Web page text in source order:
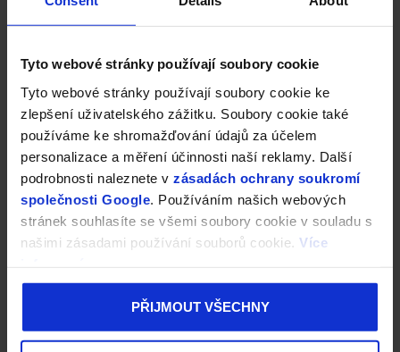
Tyto webové stránky používají soubory cookie
Tyto webové stránky používají soubory cookie ke
zlepšení uživatelského zážitku. Soubory cookie také
používáme ke shromažďování údajů za účelem
personalizace a měření účinnosti naší reklamy. Další
podrobnosti naleznete v zásadách ochrany soukromí
společnosti Google . Používáním našich webových
stránek souhlasíte se všemi soubory cookie v souladu s
našimi zásadami používání souborů cookie. Více
PŘIJMOUT VŠECHNY
p
Zákaznický servis
Kontakty
Moje objednávka
Bonusový program
Doprava a platba
Vrácení zboží a reklamace
Obchodní podmínky
Podmínky vrácení do 30 dnů
Podmínky ochrany osobních údajů a cookies
Blog